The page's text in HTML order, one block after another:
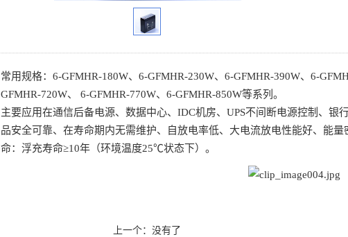
常用规格：6-GFMHR-180W、6-GFMHR-230W、6-GFMHR-390W、6-
GFMHR-720W、 6-GFMHR-770W、6-GFMHR-850W等系列。
主要应用在通信后备电源、数据中心、IDC机房、UPS不间断电源控制、银
品安全可靠、在寿命期内无需维护、自放电率低、大电流放电性能好、能
命：浮充寿命≥10年（环境温度25℃状态下）。
上一个：没有了